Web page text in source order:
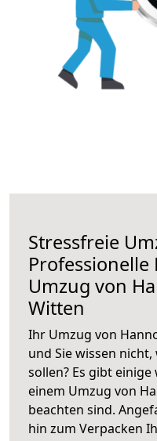
Stressfreie
Umzug von
Witten
Ihr Umzug von
und Sie wissen
sollen? Es gibt
einem Umzug von
beachten sind.
hin zum Verpacken